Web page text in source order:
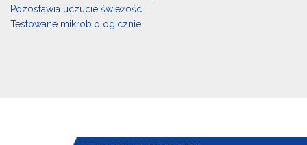
Pozostawia uczucie świeżości
Testowane mikrobiologicznie